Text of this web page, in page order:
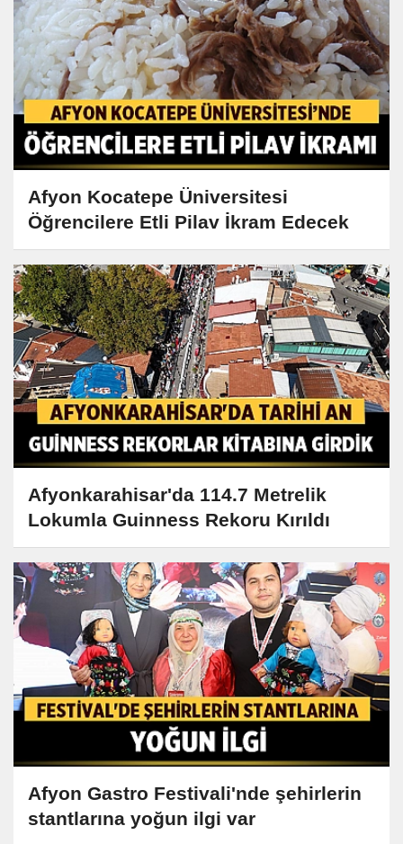
Afyon Kocatepe Üniversitesi
Öğrencilere Etli Pilav İkram Edecek
Afyonkarahisar'da 114.7 Metrelik
Lokumla Guinness Rekoru Kırıldı
Afyon Gastro Festivali'nde şehirlerin
stantlarına yoğun ilgi var